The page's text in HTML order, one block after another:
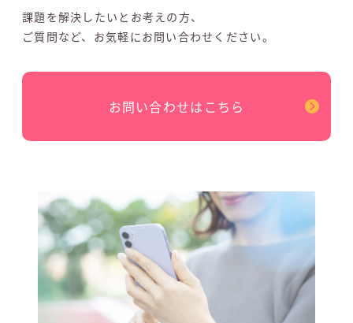
課題を解決したいとお考えの方、
ご質問など、お気軽にお問い合わせください。
お問い合わせはこちら